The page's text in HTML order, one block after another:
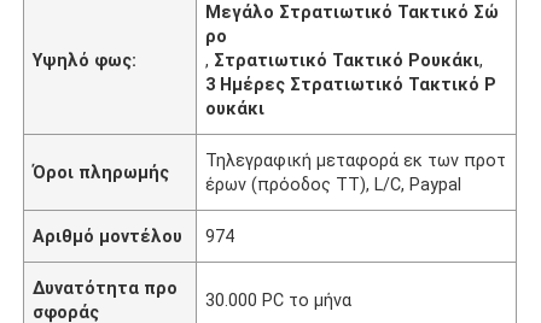
Υψηλό φως:
Μεγάλο Στρατιωτικό Τακτικό Σώ
ρο
, Στρατιωτικό Τακτικό Ρουκάκι,
3 Ημέρες Στρατιωτικό Τακτικό Ρ
ουκάκι
Όροι πληρωμής
Τηλεγραφική μεταφορά εκ των προτ
έρων (πρόοδος TT), L/C, Paypal
Αριθμό μοντέλου 974
Δυνατότητα προ
σφοράς
30.000 PC το μήνα